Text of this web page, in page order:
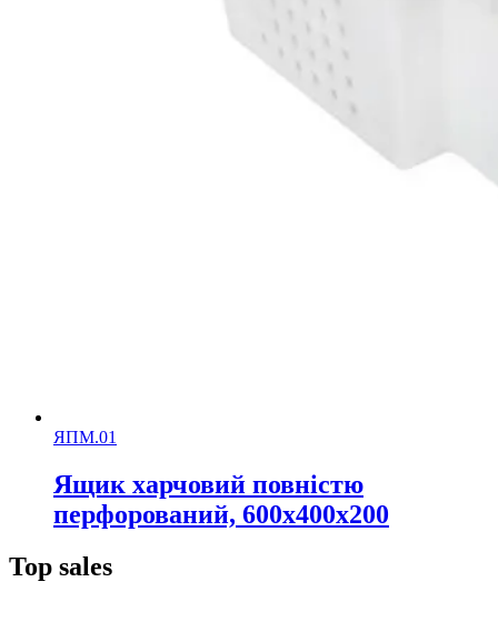
ЯПМ.01
Ящик харчовий повністю
перфорований, 600х400х200
Top sales